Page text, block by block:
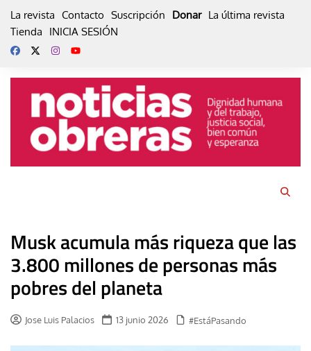
La revista Contacto Suscripción Donar La última revista
Tienda
INICIA SESIÓN
Musk acumula más riqueza que las
3.800 millones de personas más
pobres del planeta
Jose Luis Palacios 13 junio 2026 #EstáPasando